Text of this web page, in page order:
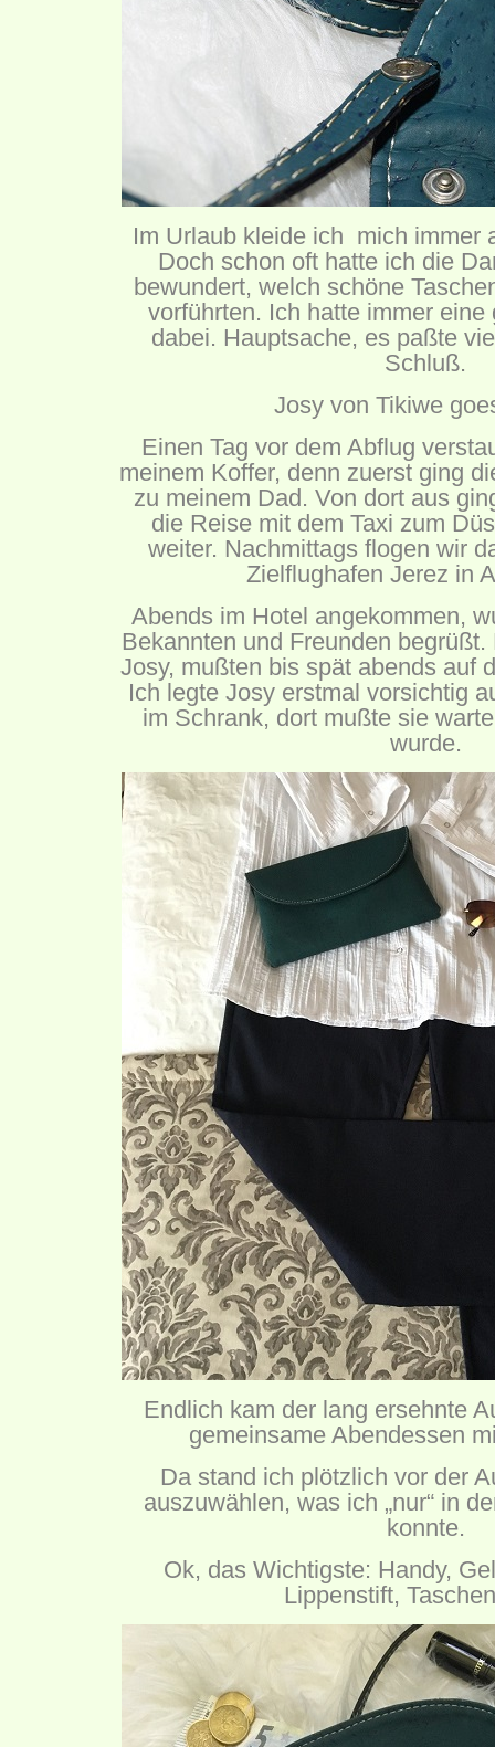
Im Urlaub kleide ich mich immer
Doch schon oft hatte ich die
bewundert, welch schöne
vorführten. Ich hatte immer eine
dabei. Hauptsache, es paßte
Schluß.
Josy von Tikiwe
Einen Tag vor dem Abflug
meinem Koffer, denn zuerst ging
zu meinem Dad. Von dort aus
die Reise mit dem Taxi zum
weiter. Nachmittags flogen wir
Zielflughafen Jerez in
Abends im Hotel angekommen,
Bekannten und Freunden
Josy, mußten bis spät abends auf
Ich legte Josy erstmal vorsichtig
im Schrank, dort mußte sie
wurde.
Endlich kam der lang ersehnte
gemeinsame Abendessen
Da stand ich plötzlich vor der
auszuwählen, was ich „nur“ in
konnte.
Ok, das Wichtigste: Handy,
Lippenstift,